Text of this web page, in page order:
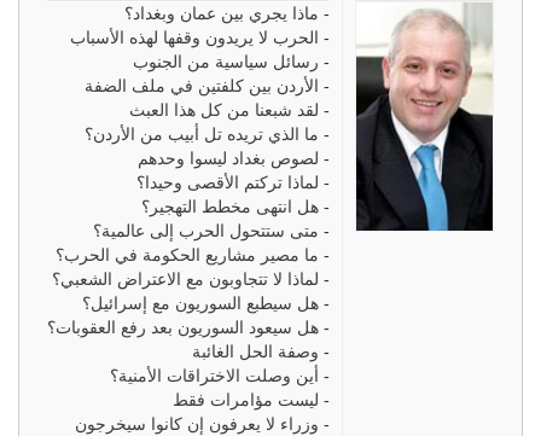
- ماذا يجري بين عمان وبغداد؟
- الحرب لا يريدون وقفها لهذه الأسباب
- رسائل سياسية من الجنوب
- الأردن بين كلفتين في ملف الضفة
- لقد شبعنا من كل هذا العبث
- ما الذي تريده تل أبيب من الأردن؟
- لصوص بغداد ليسوا وحدهم
- لماذا تركتم الأقصى وحيدا؟
- هل انتهى مخطط التهجير؟
- متى ستتحول الحرب إلى عالمية؟
- ما مصير مشاريع الحكومة في الحرب؟
- لماذا لا تتجاوبون مع الاعتراض الشعبي؟
- هل سيطبع السوريون مع إسرائيل؟
- هل سيعود السوريون بعد رفع العقوبات؟
- وصفة الحل الغائبة
- أين وصلت الاختراقات الأمنية؟
- ليست مؤامرات فقط
- وزراء لا يعرفون إن كانوا سيخرجون